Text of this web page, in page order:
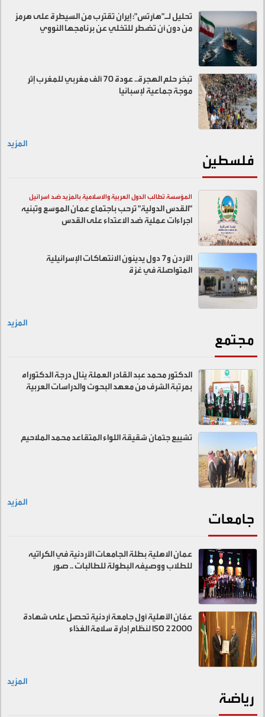
تحليل لـ"هآرتس": إيران تقترب من السيطرة على هرمز
من دون أن تضطر للتخلي عن برنامجها النووي
تبخر حلم الهجرة.. عودة 70 ألف مغربي للمغرب إثر
موجة جماعية لإسبانيا
المزيد
فلسطين
المؤسسة تطالب الدول العربية والاسلامية بالمزيد ضد اسرائيل
"القدس الدولية" ترحب باجتماع عمان الموسع وتبنيه
اجراءات عملية ضد الاعتداء على القدس
الأردن و7 دول يدينون الانتهاكات الإسرائيلية
المتواصلة في غزة
المزيد
مجتمع
الدكتور محمد عبد القادر العملة ينال درجة الدكتوراه
بمرتبة الشرف من معهد البحوث والدراسات العربية
تشييع جثمان شقيقة اللواء المتقاعد محمد الملاحيم
المزيد
جامعات
عمان الاهلية بطلة الجامعات الأردنية في الكراتيه
للطلاب ووصيفه البطولة للطالبات .. صور
عمّان الأهلية أول جامعة أردنية تحصل على شهادة
ISO 22000 لنظام إدارة سلامة الغذاء
المزيد
رياضة